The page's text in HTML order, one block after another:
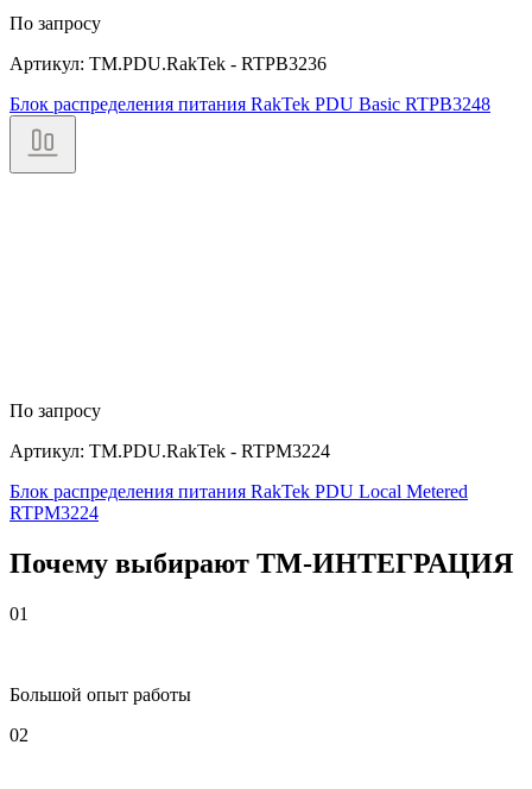
По запросу
Артикул: TM.PDU.RakTek - RTPB3236
Блок распределения питания RakTek PDU Basic RTPB3248
По запросу
Артикул: TM.PDU.RakTek - RTPM3224
Блок распределения питания RakTek PDU Local Metered
RTPM3224
Почему выбирают ТМ-ИНТЕГРАЦИЯ
01
Большой опыт работы
02